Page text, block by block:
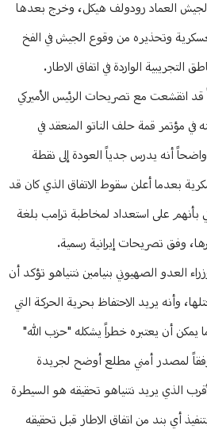
الجيش العماد رودولف هيكل، وخرج بعدها
وتحذيره من وقوع الجيش في الفخ
التجريبية الواردة في اتفاق الاطار.
قد انقشعت مع تصريحات الرئيس الأميركي
مؤتمر قمة حلف الناتو المنعقد في
واضحاً أنه يدرس جدياً العودة إلى نقطة
بعدما أعلن سقوط الاتفاق الذي كان قد
بأنهم على استعداد لمخاطبة ترامب بلغة
وفق تصريحات إيرانية رسمية.
العدو الصهيوني بنيامين نتنياهو تؤكد أن
وأنه يريد الاحتفاظ بحرية الحركة التي
يمكن أن يعتبره خطراً يشكله "حزب الله"
ووفقاً لمصدر أمني مطلع أوضح لجريدة
الذي يريد نتنياهو تحقيقه هو السيطرة
أي بند من اتفاق الاطار قبل تحقيقه